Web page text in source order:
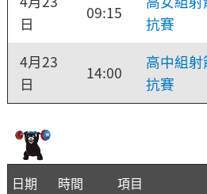
日
09:15
抗賽
4月23
日
14:00
高中組
抗賽
日期 時間 項目